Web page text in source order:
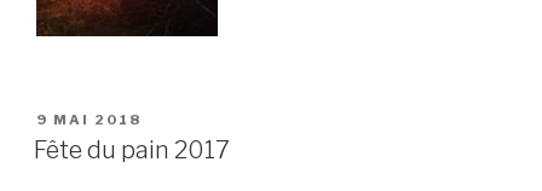
PUBLIÉ
LE
9 MAI 2018
Fête du pain 2017